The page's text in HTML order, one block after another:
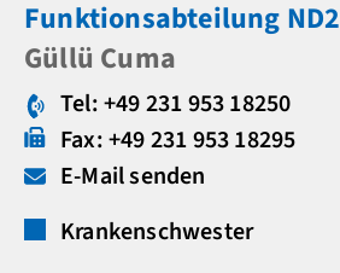
Funktionsabteilung ND2
Güllü Cuma
Tel: +49 231 953 18250
Fax: +49 231 953 18295
E-Mail senden
Krankenschwester